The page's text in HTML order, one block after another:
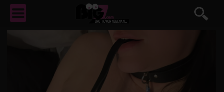
EROTIKVON NEBENAN ...